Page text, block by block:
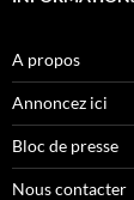
A propos
Annoncez ici
Bloc de presse
Nous contacter